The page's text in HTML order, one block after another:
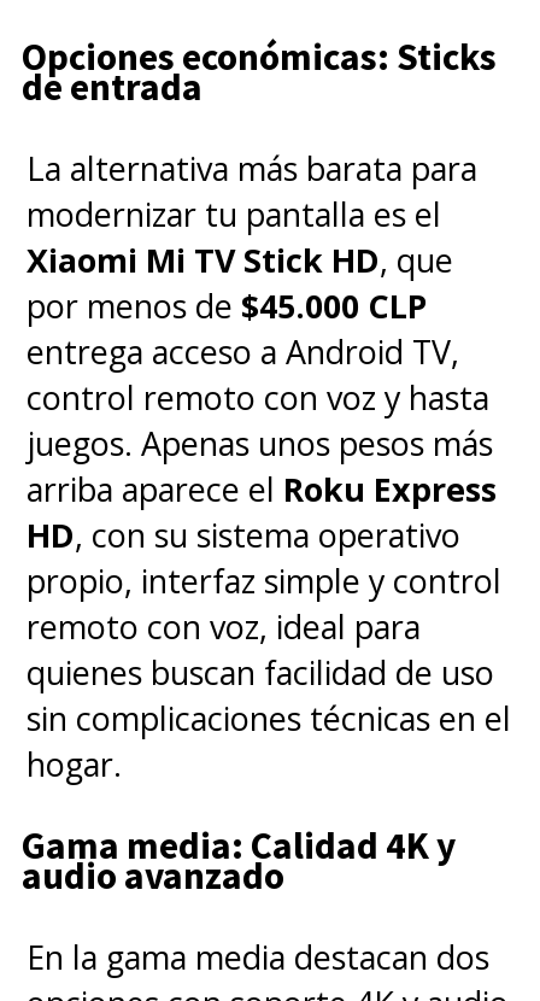
Opciones económicas: Sticks
de entrada
La alternativa más barata para
modernizar tu pantalla es el
Xiaomi Mi TV Stick HD, que
por menos de $45.000 CLP
entrega acceso a Android TV,
control remoto con voz y hasta
juegos. Apenas unos pesos más
arriba aparece el Roku Express
HD, con su sistema operativo
propio, interfaz simple y control
remoto con voz, ideal para
quienes buscan facilidad de uso
sin complicaciones técnicas en el
hogar.
Gama media: Calidad 4K y
audio avanzado
En la gama media destacan dos